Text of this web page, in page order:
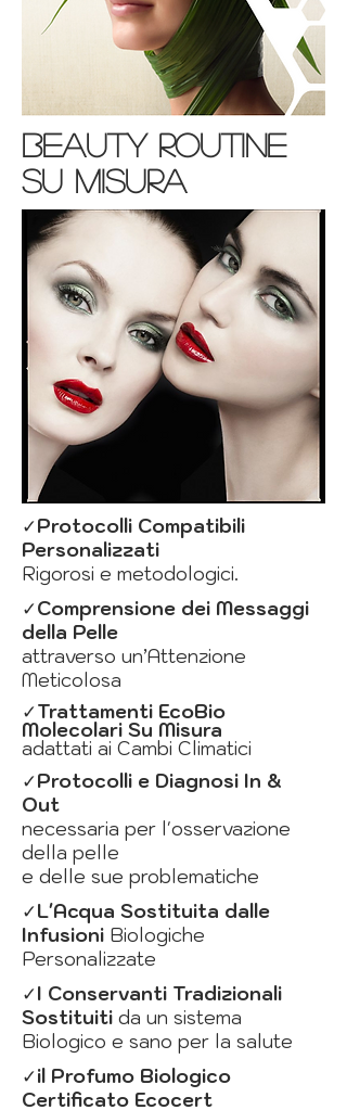
beauty routine
su misura
✓Protocolli Compatibili
Personalizzati
Rigorosi e metodologici.​
✓Comprensione dei Messaggi
della Pelle
attraverso un’Attenzione
Meticolosa
✓Trattamenti EcoBio
Molecolari Su Misura
adattati ai Cambi Climatici
✓Protocolli e Diagnosi In &
Out
necessaria per l'osservazione
della pelle
e delle sue problematiche
✓L'Acqua Sostituita dalle
Infusioni Biologiche
Personalizzate
✓I Conservanti Tradizionali
Sostituiti da un sistema
Biologico e sano per la salute
✓il Profumo Biologico
Certificato Ecocert